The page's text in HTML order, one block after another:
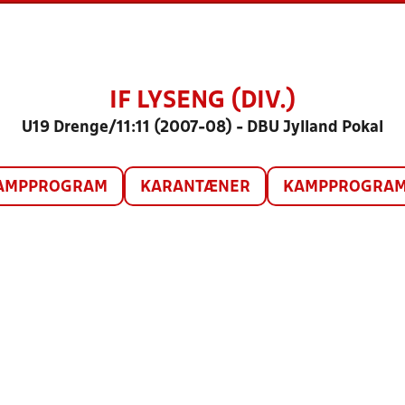
IF LYSENG (DIV.)
U19 Drenge/11:11 (2007-08) - DBU Jylland Pokal
KARANTÆNER